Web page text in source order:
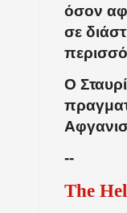
όσον
σε
Ο
--
The